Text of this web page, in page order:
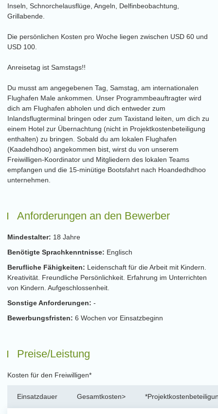
Inseln, Schnorchelausflüge, Angeln, Delfinbeobachtung,
Grillabende.
Die persönlichen Kosten pro Woche liegen zwischen USD 60 und
USD 100.
Anreisetag ist Samstags!!
Du musst am angegebenen Tag, Samstag, am internationalen
Flughafen Male ankommen. Unser Programmbeauftragter wird
dich am Flughafen abholen und dich entweder zum
Inlandsflugterminal bringen oder zum Taxistand leiten, um dich zu
einem Hotel zur Übernachtung (nicht in Projektkostenbeteiligung
enthalten) zu bringen. Sobald du am lokalen Flughafen
(Kaadehdhoo) angekommen bist, wirst du von unserem
Freiwilligen-Koordinator und Mitgliedern des lokalen Teams
empfangen und die 15-minütige Bootsfahrt nach Hoandedhdhoo
unternehmen.
Anforderungen an den Bewerber
Mindestalter: 18 Jahre
Benötigte Sprachkenntnisse: Englisch
Berufliche Fähigkeiten: Leidenschaft für die Arbeit mit Kindern.
Kreativität. Freundliche Persönlichkeit. Erfahrung im Unterrichten
von Kindern. Aufgeschlossenheit.
Sonstige Anforderungen: -
Bewerbungsfristen: 6 Wochen vor Einsatzbeginn
Preise/Leistung
Kosten für den Freiwilligen*
Einsatzdauer Gesamtkosten>